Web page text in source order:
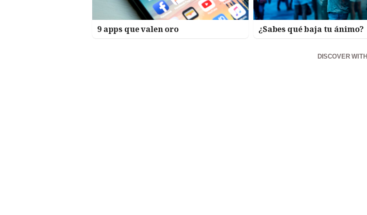
9 apps que valen oro ¿Sabes qué baja tu ánimo?
DISCOVER WITH